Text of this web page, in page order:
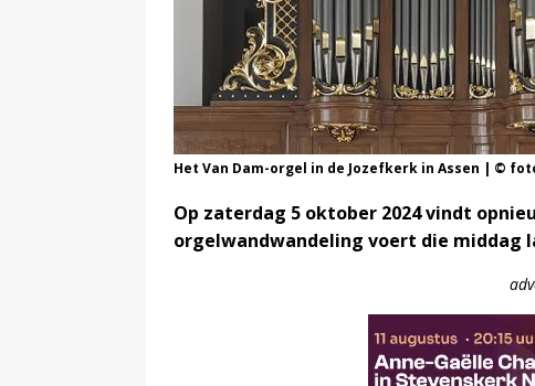
Het Van Dam-orgel in de Jozefkerk in Assen | ©
Op zaterdag 5 oktober 2024 vindt
orgelwandwandeling voert die middag